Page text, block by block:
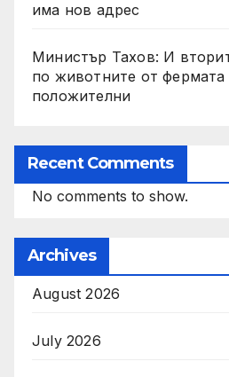
има нов адрес
Министър Тахов: И
по животните от
положителни
Recent Comments
No comments to show.
Archives
August 2026
July 2026